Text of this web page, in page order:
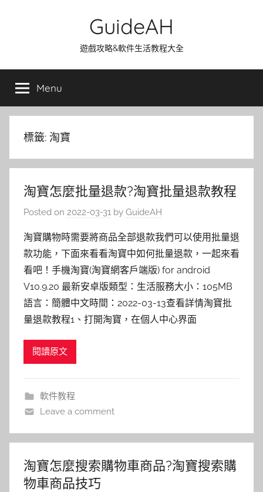
GuideAH
遊戲攻略&軟件生活教程大全
Menu
標籤: 淘寶
淘寶怎麼批量退款?淘寶批量退款教程
Posted on 2022-03-31 by GuideAH
淘寶購物時需要將商品全部退款我們可以使用批量退
款功能，下面來看看淘寶中如何批量退款，一起來看
看吧！手機淘寶(淘寶網客戶端版) for android
V10.9.20 最新安卓版類型：生活服務大小：105MB
語言：簡體中文時間：2022-03-13查看詳情淘寶批
量退款教程1、打開淘寶，在個人中心界面
閱讀原文
軟件教程
Leave a comment
淘寶怎麼搜索購物車商品?淘寶搜索購
物車商品技巧